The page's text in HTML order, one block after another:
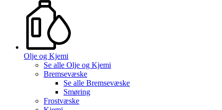
Olje og Kjemi
Se alle Olje og Kjemi
Bremsevæske
Se alle Bremsevæske
Smøring
Frostvæske